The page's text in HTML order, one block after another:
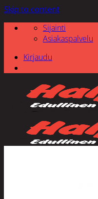
Skip to content
Sijainti
Asiakaspalvelu
Kirjaudu